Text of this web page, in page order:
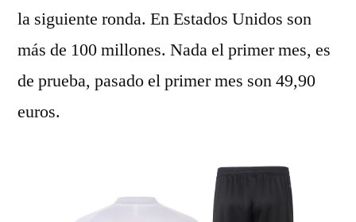
la siguiente ronda. En Estados Unidos son
más de 100 millones. Nada el primer mes, es
de prueba, pasado el primer mes son 49,90
euros.